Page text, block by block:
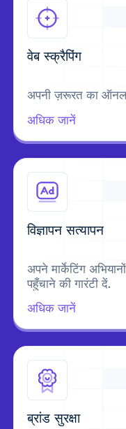
वेब स्क्रैपिंग
अपनी ज़रूरत का
अधिक जानें
विज्ञापन सत्यापन
अपने मार्केटिंग
पहुँचाने की गारंटी दें.
अधिक जानें
ब्रांड सुरक्षा